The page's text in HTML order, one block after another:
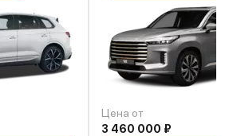
Цена от
3 460 000 ₽